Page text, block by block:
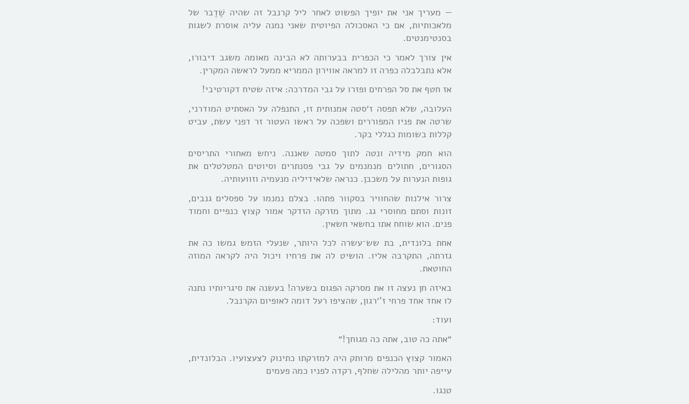
— מעריך אני את יופיך הפשוט לאחר ליל קרנבל זה שהיה שֶׁדֶבר של
מלאכותיות, אם כי האסכולה הפיוטית שאני נמנה עליה אוסרת לשגות
בסנטימנטים.
אין צורך לאמר כי הכפרית בבערותה לא הבינה מאומה משגב דיבורו,
אלא נתבלבלה כפרה זו למראה אווירון הממריא ממעל לראשה המקרין.
אז חטף את סל הפרחים ופזרו על גבי המדרכה: איזה שטיח דקורטיבי!
העלובה, שלא תפסה ז׳סטה אמנותית זו, התנפלה על האסתיט המודרני,
שרטה את פניו המפוררים ושפכה על ראשו העטור זר דפני עשת, עביט
קללות בשומות כגללי בקר.
הוא חמק מידיה ונטה לתוך סמטה שאננה. ניחש מאחורי התריסים
הסגורים, חתולים מנמנמים על גבי פסנתרים וסיוטים המטלטלים את
גופות הנערות על משכבן. כנראה שלאידיליה מנעמיה וזוועותיה.
צרור אילנות שהחוויר בסקוור פתהו. בצלם נמנמו על ספסלים גנבים,
זונות וסתם מחוסרי גג. מתוך מזרקה הזדקר אמור קצוץ כנפיים וחמוד
פנים. הוא שוחח אתו בחשאי חשאין.
אחת בלונדית, בת שש־עשרה לכל היותר, שנעלי הזמש גמשו כה את
גזרתה, התקרבה אליו. הושיט לה את פרחיו ויכול היה לקראה המוזה
החוטאת.
באיזה חן נעצה זו את מסרקה הפגום בשערה! בעשנה את סיגריותיו נתנה
לו אחד אחד פרחי ז’׳רגון, שהציפו רעל דומה לאופיום הקרנבל.
ועוד:
״אתה כה טוב, אתה כה מגוחך!״
האמור קצוץ הכנפים מרותק היה למזרקתו כתינוק לצעצועיו. הבלונדית,
עייפה יותר מהלילה שחלף, רקדה לפניו כמה פעמים
טנגו.